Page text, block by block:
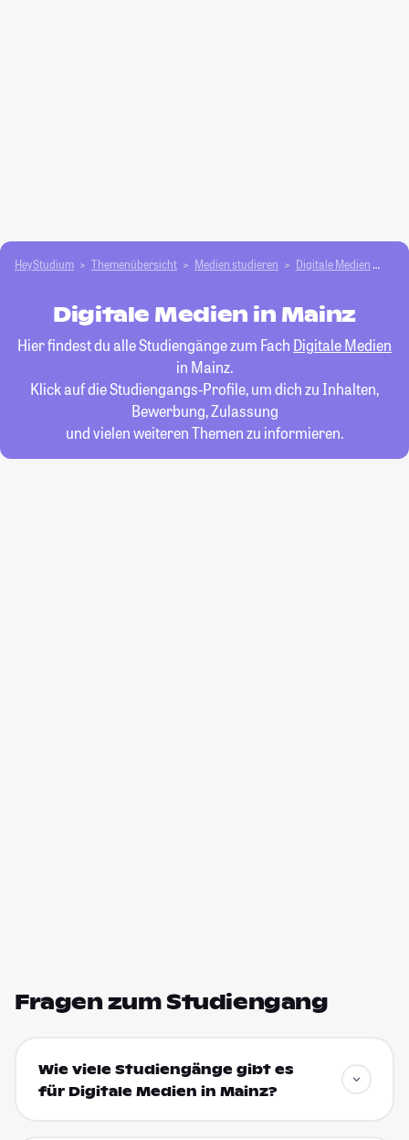
HeyStudium Themenübersicht Medien studieren Digitale Medien
Digitale Medien in Mainz
Hier findest du alle Studiengänge zum Fach Digitale Medien
in Mainz.
Klick auf die Studiengangs-Profile, um dich zu Inhalten,
Bewerbung, Zulassung
und vielen weiteren Themen zu informieren.
Fragen zum Studiengang
Wie viele Studiengänge gibt es
für Digitale Medien in Mainz?